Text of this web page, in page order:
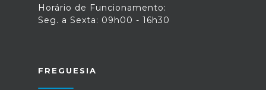
Horário de Funcionamento:
Seg. a Sexta: 09h00 - 16h30
FREGUESIA